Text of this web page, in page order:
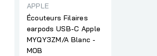
APPLE
Écouteurs Filaires
earpods USB-C Apple
MYQY3ZM/A Blanc -
MOB